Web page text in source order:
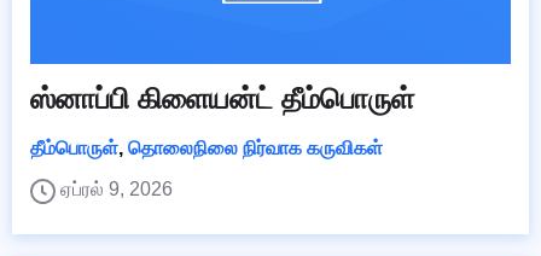
ஸ்னாப்பி கிளையன்ட் தீம்பொருள்
தீம்பொருள், தொலைநிலை நிர்வாக கருவிகள்
ஏப்ரல் 9, 2026